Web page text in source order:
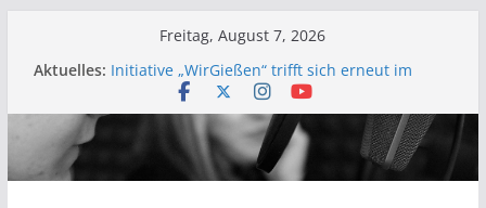
Freitag, August 7, 2026
Aktuelles: Initiative „WirGießen“ trifft sich erneut im
Medienforum
Wir der Bürgerfunk – Anonyme Alkoholiker
Wir stellen vor – Bürgerfunkgruppen im
Medienforum Duisburg
Erfolgreiche Vorstands- und